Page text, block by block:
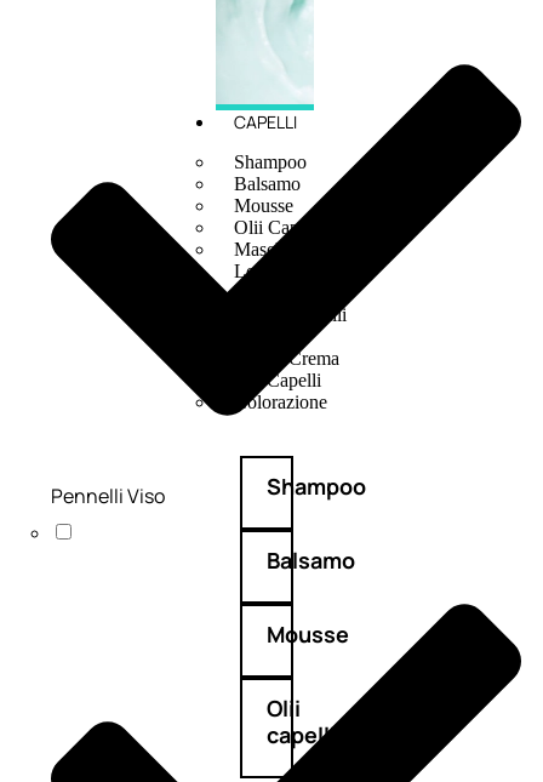
CAPELLI
Shampoo
Balsamo
Mousse
Olii Capelli
Maschere
Lozioni
Fiale
Sieri e Cristalli
Cera e Crema
Gel Capelli
Colorazione
Shampoo
Balsamo
Mousse
Olii
capelli
Pennelli Viso